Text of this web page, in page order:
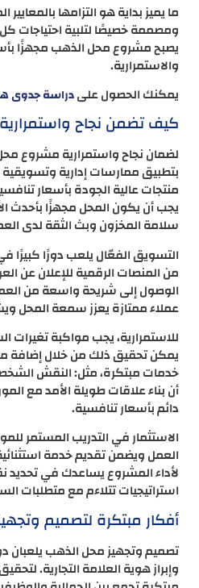
ما يميز بداية هو التزامها
ومصممة خصيصًا لتلبية احتياجات
يصبح مشروع محل الذهب مجهزًا
والاستمرارية.
يمكنك الحصول علىدراسة جدوى
كيف تضمن نجاح
لضمان نجاح واستمرارية مشروع
بتطبيق ممارسات إدارية وتسويقية
منتجات عالية الجودة بأسعار
يجب أن يكون المحل مجهزًا بأحدث
سلامة المخزون وبث الثقة لدى
التسويق الفعّال يلعب دورًا كبيرًا
من المنصات الرقمية للإعلان عن
الوصول إلى شريحة واسعة من
عملاء ممتازة يعزز سمعة المحل
للاستمرارية، يجب مواكبة
يمكن تحقيق ذلك من خلال إضافة
خدمات مبتكرة، مثل: النقش
أن بناء علاقات طويلة الأمد مع
دائم بأسعار تنافسية.
الاستثمار في التدريب المستمر
العمل ويضمن تقديم خدمة
لأداء المشروع يساعدك في تحديد
استراتيجيات تتلاءم مع متطلبات
أفكار مبتكرة لتصميم
تصميم وتجهيز محل الذهب يلعبان
وإبراز هوية العلامة التجارية.